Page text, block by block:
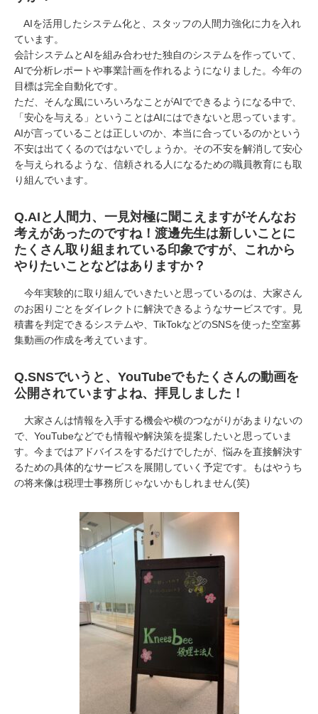
AIを活用したシステム化と、スタッフの人間力強化に力を入れ
ています。
会計システムとAIを組み合わせた独自のシステムを作っていて、
AIで分析レポートや事業計画を作れるようになりました。今年の
目標は完全自動化です。
ただ、そんな風にいろいろなことがAIでできるようになる中で、
「安心を与える」ということはAIにはできないと思っています。
AIが言っていることは正しいのか、本当に合っているのかという
不安は出てくるのではないでしょうか。その不安を解消して安心
を与えられるような、信頼される人になるための職員教育にも取
り組んでいます。
Q.AIと人間力、一見対極に聞こえますがそんなお
考えがあったのですね！渡邊先生は新しいことに
たくさん取り組まれている印象ですが、これから
やりたいことなどはありますか？
今年実験的に取り組んでいきたいと思っているのは、大家さん
のお困りごとをダイレクトに解決できるようなサービスです。見
積書を判定できるシステムや、TikTokなどのSNSを使った空室募
集動画の作成を考えています。
Q.SNSでいうと、 YouTubeでもたくさんの動画を
公開されていますよね、拝見しました！
大家さんは情報を入手する機会や横のつながりがあまりないの
で、 YouTubeなどでも情報や解決策を提案したいと思っていま
す。今まではアドバイスをするだけでしたが、悩みを直接解決す
るための具体的なサービスを展開していく予定です。もはやうち
の将来像は税理士事務所じゃないかもしれません(笑)